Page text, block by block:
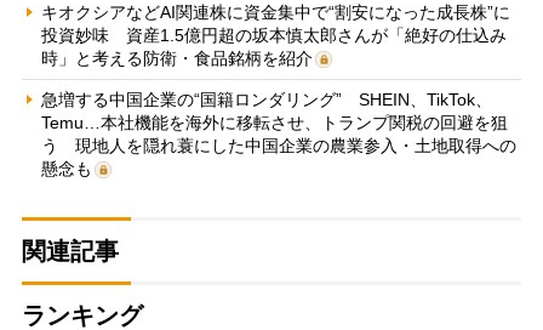
キオクシアなどAI関連株に資金集中で“割安になった成長株”に
投資妙味 資産1.5億円超の坂本慎太郎さんが「絶好の仕込み
時」と考える防衛・食品銘柄を紹介
急増する中国企業の“国籍ロンダリング” SHEIN、TikTok、
Temu…本社機能を海外に移転させ、トランプ関税の回避を狙
う 現地人を隠れ蓑にした中国企業の農業参入・土地取得への
懸念も
関連記事
ランキング